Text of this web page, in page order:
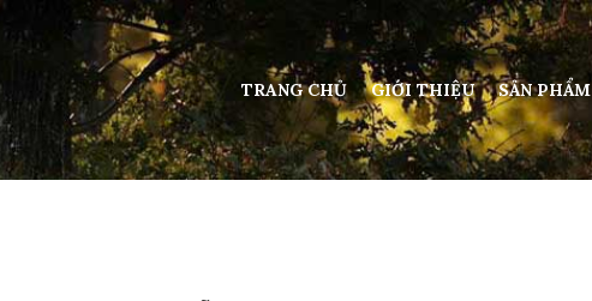
TRANG CHỦ GIỚI THIỆU SẢN PHẨM